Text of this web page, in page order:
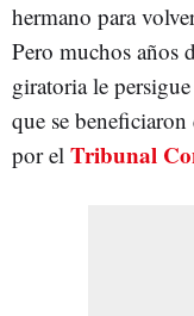
hermano para
Pero muchos años
giratoria le
que se beneficiaron
por el Tribunal